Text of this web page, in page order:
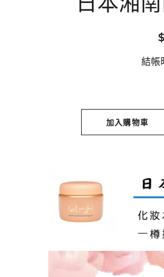
日本湘
結帳
加入購物車